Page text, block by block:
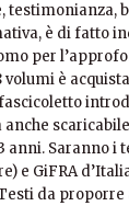
testimonianza,
è di fatto
per
è
Saranno i
e GiFRA
da proporre